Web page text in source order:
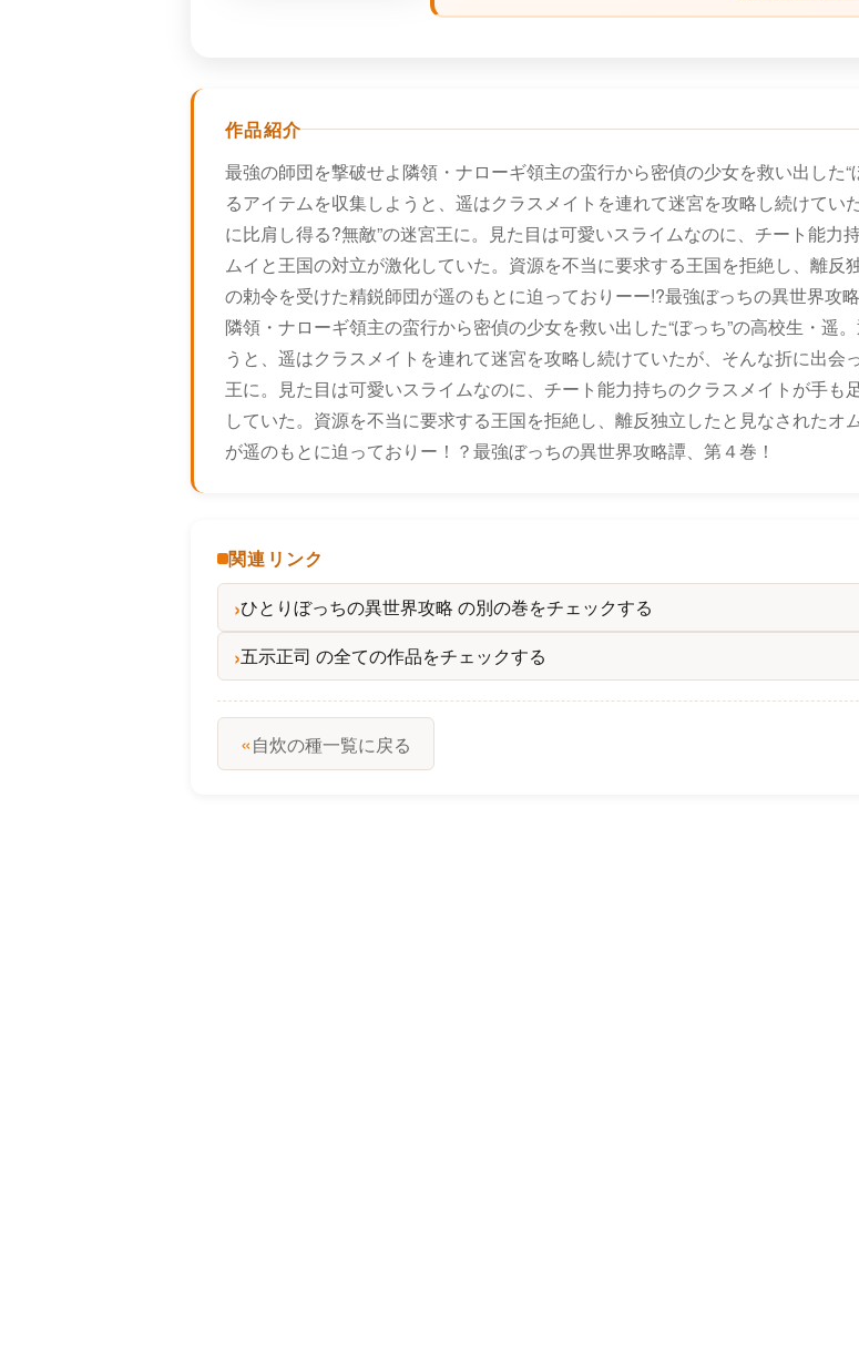
作品紹介
最強の師団を撃破せよ隣領・ナローギ領主の蛮行から密偵の少女を救い出した
るアイテムを収集しようと、遥はクラスメイトを連れて迷宮を攻略し続けて
に比肩し得る?無敵”の迷宮王に。見た目は可愛いスライムなのに、チート能
ムイと王国の対立が激化していた。資源を不当に要求する王国を拒絶し、離
の勅令を受けた精鋭師団が遥のもとに迫っておりーー!?最強ぼっちの異世界攻
隣領・ナローギ領主の蛮行から密偵の少女を救い出した“ぼっち”の高校生・遥
うと、遥はクラスメイトを連れて迷宮を攻略し続けていたが、そんな折に出会
王に。見た目は可愛いスライムなのに、チート能力持ちのクラスメイトが手
していた。資源を不当に要求する王国を拒絶し、離反独立したと見なされた
が遥のもとに迫っておりー！？最強ぼっちの異世界攻略譚、第４巻！
関連リンク
ひとりぼっちの異世界攻略 の別の巻をチェックする
五示正司 の全ての作品をチェックする
«自炊の種一覧に戻る